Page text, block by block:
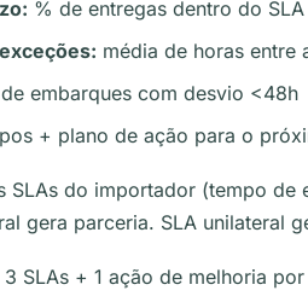
% de entregas dentro do
média de horas entre
embarques com desvio <48h
+ plano de ação para o
SLAs do importador (tempo
gera parceria. SLA unilateral
SLAs + 1 ação de melhoria